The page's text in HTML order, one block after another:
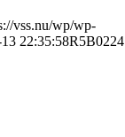
vss.nu/wp/wp-
22:35:58R5B0224